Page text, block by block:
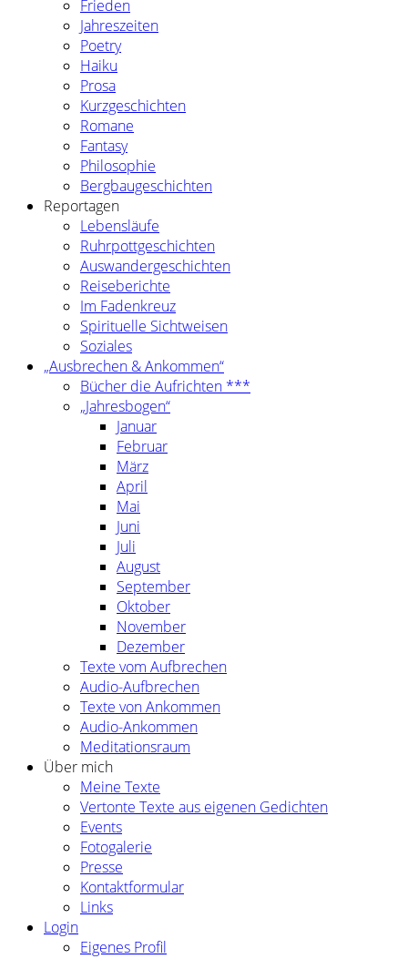
Frieden
Jahreszeiten
Poetry
Haiku
Prosa
Kurzgeschichten
Romane
Fantasy
Philosophie
Bergbaugeschichten
Reportagen
Lebensläufe
Ruhrpottgeschichten
Auswandergeschichten
Reiseberichte
Im Fadenkreuz
Spirituelle Sichtweisen
Soziales
„Ausbrechen & Ankommen“
Bücher die Aufrichten ***
„Jahresbogen“
Januar
Februar
März
April
Mai
Juni
Juli
August
September
Oktober
November
Dezember
Texte vom Aufbrechen
Audio-Aufbrechen
Texte von Ankommen
Audio-Ankommen
Meditationsraum
Über mich
Meine Texte
Vertonte Texte aus eigenen Gedichten
Events
Fotogalerie
Presse
Kontaktformular
Links
Login
Eigenes Profil